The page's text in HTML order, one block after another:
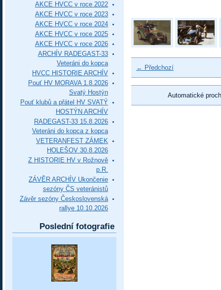
← Předchozí
Automatické
AKCE HVCC v roce 2022
AKCE HVCC v roce 2023
AKCE HVCC v roce 2024
AKCE HVCC v roce 2025
AKCE HVCC v roce 2026
ARCHÍV RADEGAST-33
Veteráni do kopca
HVCC HISTORIE ARCHÍV
Pouť HV MORAVA 1.8.2026
Svatý Hostýn
Pouť klubů a přátel HV SVATÝ
HOSTÝN ARCHÍV
RADEGAST-33 15.8.2026
Veteráni do kopca z kopca
VETERANFEST ZÁMEK
HOLEŠOV 30.8.2026
Z HISTORIE HV v Rožnově
p.R.
ZÁVĚR ARCHÍV Ukončenie
sezóny ČS veteránistů
Závěr sezóny Československá
rallye 10.10.2026
Poslední fotografie